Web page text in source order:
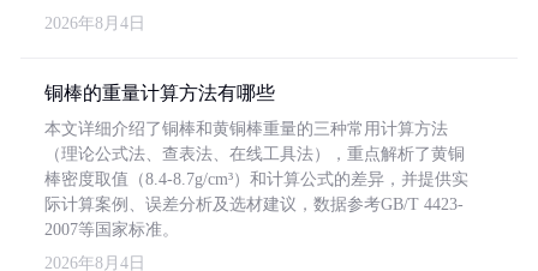
2026年8月4日
铜棒的重量计算方法有哪些
本文详细介绍了铜棒和黄铜棒重量的三种常用计算方法
（理论公式法、查表法、在线工具法），重点解析了黄铜
棒密度取值（8.4-8.7g/cm³）和计算公式的差异，并提供实
际计算案例、误差分析及选材建议，数据参考GB/T 4423-
2007等国家标准。
2026年8月4日